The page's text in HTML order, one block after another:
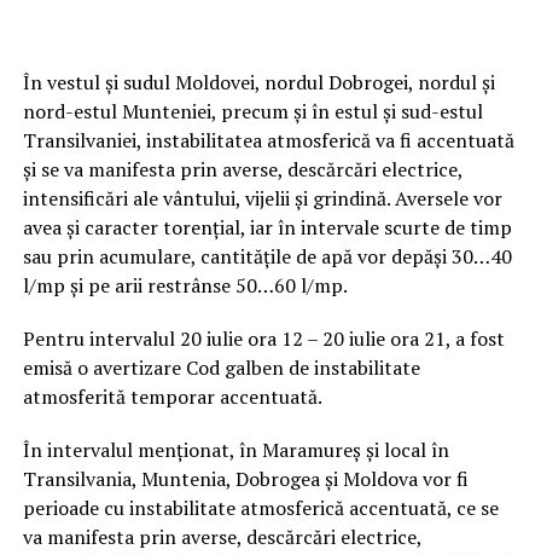
În vestul și sudul Moldovei, nordul Dobrogei, nordul și
nord-estul Munteniei, precum și în estul și sud-estul
Transilvaniei, instabilitatea atmosferică va fi accentuată
și se va manifesta prin averse, descărcări electrice,
intensificări ale vântului, vijelii și grindină. Aversele vor
avea și caracter torențial, iar în intervale scurte de timp
sau prin acumulare, cantitățile de apă vor depăși 30…40
l/mp și pe arii restrânse 50…60 l/mp.
Pentru intervalul 20 iulie ora 12 – 20 iulie ora 21, a fost
emisă o avertizare Cod galben de instabilitate
atmosferită temporar accentuată.
În intervalul menționat, în Maramureș și local în
Transilvania, Muntenia, Dobrogea și Moldova vor fi
perioade cu instabilitate atmosferică accentuată, ce se
va manifesta prin averse, descărcări electrice,